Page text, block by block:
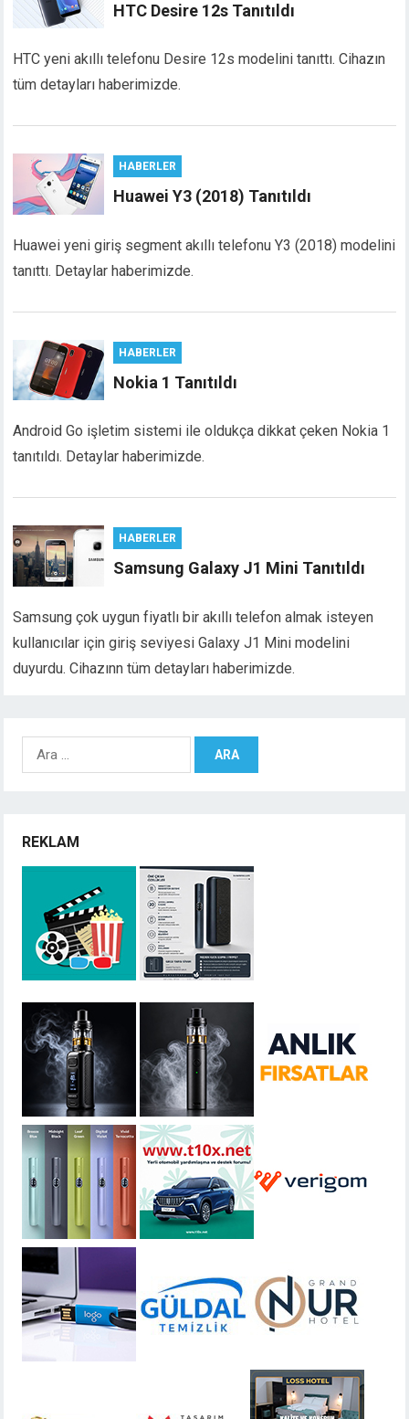
HTC Desire 12s Tanıtıldı
HTC yeni akıllı telefonu Desire 12s modelini tanıttı. Cihazın
tüm detayları haberimizde.
HABERLER
Huawei Y3 (2018) Tanıtıldı
Huawei yeni giriş segment akıllı telefonu Y3 (2018) modelini
tanıttı. Detaylar haberimizde.
HABERLER
Nokia 1 Tanıtıldı
Android Go işletim sistemi ile oldukça dikkat çeken Nokia 1
tanıtıldı. Detaylar haberimizde.
HABERLER
Samsung Galaxy J1 Mini Tanıtıldı
Samsung çok uygun fiyatlı bir akıllı telefon almak isteyen
kullanıcılar için giriş seviyesi Galaxy J1 Mini modelini
duyurdu. Cihazınn tüm detayları haberimizde.
REKLAM